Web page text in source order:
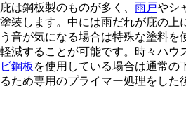
庇は鋼板製のものが多く、 雨戸やシ
塗装します。中には雨だれが庇の上
う音が気になる場合は特殊な塗料を
軽減することが可能です。時々ハウ
ビ鋼板 を使用している場合は通常の
るため専用のプライマー処理をした